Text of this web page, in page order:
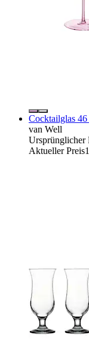
Cocktailglas
van Well
Ursprünglicher
Aktueller Preis